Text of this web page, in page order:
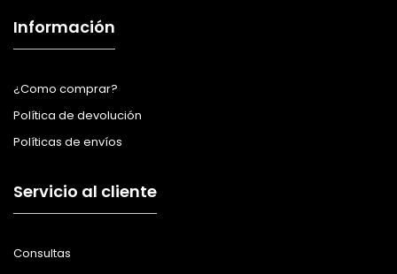
Información
¿Como comprar?
Política de devolución
Políticas de envíos
Servicio al cliente
Consultas